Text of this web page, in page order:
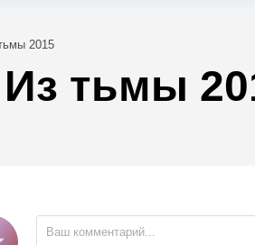
2015
тьмы